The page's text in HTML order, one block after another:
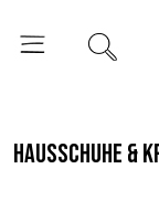
hausschuhe &